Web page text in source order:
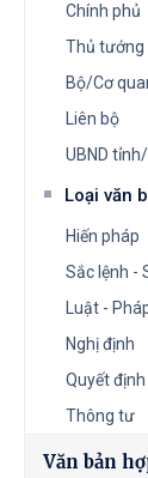
Chính phủ
Thủ tướng
Bộ/Cơ
Liên bộ
UBND
Loại văn
Hiến pháp
Sắc lệnh -
Luật -
Nghị định
Quyết định
Thông tư
Văn bản